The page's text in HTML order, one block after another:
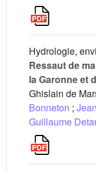
Hydrologie,
Ressaut de
la Garonne et
Ghislain de
Bonneton ;
Guillaume